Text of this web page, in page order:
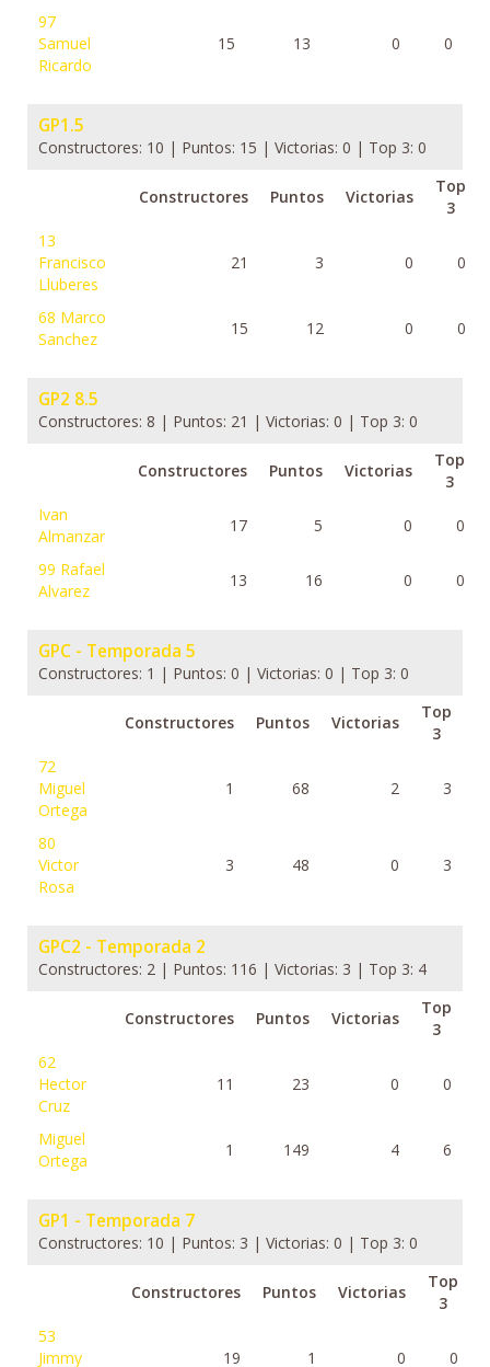
97
Samuel
Ricardo
15 13 0 0
GP1.5
Constructores: 10 | Puntos: 15 | Victorias: 0 | Top 3: 0
Constructores Puntos Victorias
Top
3
13
Francisco
Lluberes
21 3 0 0
68 Marco
Sanchez
15 12 0 0
GP2 8.5
Constructores: 8 | Puntos: 21 | Victorias: 0 | Top 3: 0
Constructores Puntos Victorias
Top
3
Ivan
Almanzar
17 5 0 0
99 Rafael
Alvarez
13 16 0 0
GPC - Temporada 5
Constructores: 1 | Puntos: 0 | Victorias: 0 | Top 3: 0
Constructores Puntos Victorias
Top
3
72
Miguel
Ortega
1 68 2 3
80
Victor
Rosa
3 48 0 3
GPC2 - Temporada 2
Constructores: 2 | Puntos: 116 | Victorias: 3 | Top 3: 4
Constructores Puntos Victorias
Top
3
62
Hector
Cruz
11 23 0 0
Miguel
Ortega
1 149 4 6
GP1 - Temporada 7
Constructores: 10 | Puntos: 3 | Victorias: 0 | Top 3: 0
Constructores Puntos Victorias
Top
3
53
Jimmy
19 1 0 0